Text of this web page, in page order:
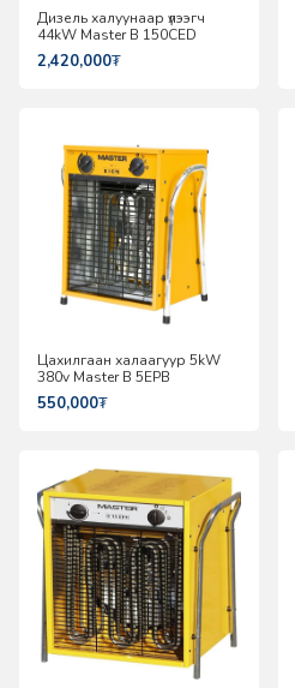
Дизель халуунаар үлээгч
44kW Master B 150CED
2,420,000₮
Цахилгаан халаагуур 5kW
380v Master B 5EPB
550,000₮